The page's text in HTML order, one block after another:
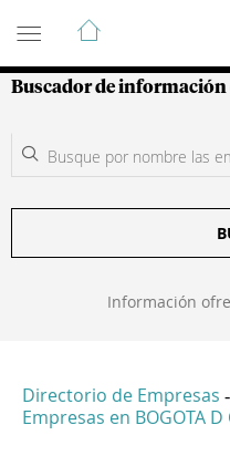
Guía de
Buscador de información
Información
Directorio de Empresas -
Empresas en BOGOTA D